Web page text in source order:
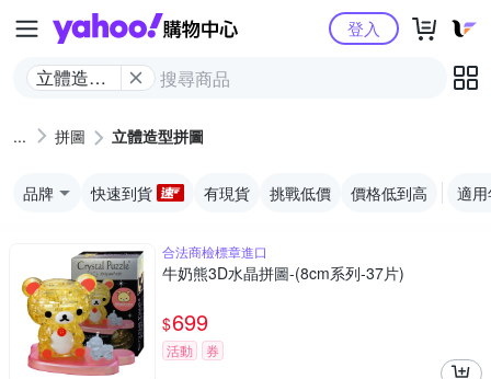
Yahoo購物中心
立體造型
登入
拼圖 立體造型拼圖
品牌 快速到貨 有現貨 挑戰低價 價格低到高 適
合法商檢標章進口
牛奶熊3D水晶拼圖-(8cm系列-37片)
$699
活動 券